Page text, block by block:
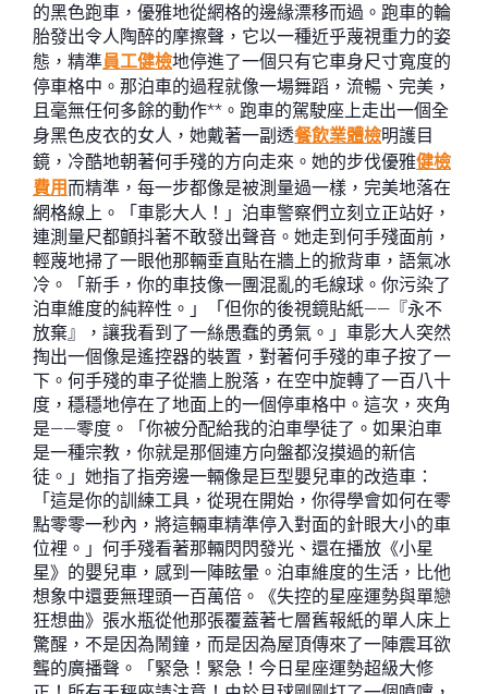
的黑色跑車，優雅地從網格的邊緣漂移而過。跑車的輪
胎發出令人陶醉的摩擦聲，它以一種近乎蔑視重力的姿
態，精準員工健檢地停進了一個只有它車身尺寸寬度的
停車格中。那泊車的過程就像一場舞蹈，流暢、完美，
且毫無任何多餘的動作**。跑車的駕駛座上走出一個全
身黑色皮衣的女人，她戴著一副透餐飲業體檢明護目
鏡，冷酷地朝著何手殘的方向走來。她的步伐優雅健檢
費用而精準，每一步都像是被測量過一樣，完美地落在
網格線上。「車影大人！」泊車警察們立刻立正站好，
連測量尺都顫抖著不敢發出聲音。她走到何手殘面前，
輕蔑地掃了一眼他那輛垂直貼在牆上的掀背車，語氣冰
冷。「新手，你的車技像一團混亂的毛線球。你污染了
泊車維度的純粹性。」「但你的後視鏡貼紙——『永不
放棄』，讓我看到了一絲愚蠢的勇氣。」車影大人突然
掏出一個像是遙控器的裝置，對著何手殘的車子按了一
下。何手殘的車子從牆上脫落，在空中旋轉了一百八十
度，穩穩地停在了地面上的一個停車格中。這次，夾角
是——零度。「你被分配給我的泊車學徒了。如果泊車
是一種宗教，你就是那個連方向盤都沒摸過的新信
徒。」她指了指旁邊一輛像是巨型嬰兒車的改造車：
「這是你的訓練工具，從現在開始，你得學會如何在零
點零零一秒內，將這輛車精準停入對面的針眼大小的車
位裡。」何手殘看著那輛閃閃發光、還在播放《小星
星》的嬰兒車，感到一陣眩暈。泊車維度的生活，比他
想象中還要無理頭一百萬倍。《失控的星座運勢與單戀
狂想曲》張水瓶從他那張覆蓋著七層舊報紙的單人床上
驚醒，不是因為鬧鐘，而是因為屋頂傳來了一陣震耳欲
聾的廣播聲。「緊急！緊急！今日星座運勢超級大修